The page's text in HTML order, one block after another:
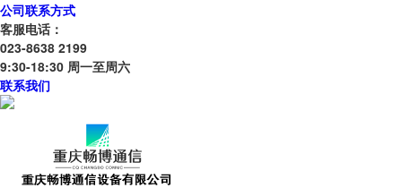
公司联系方式
客服电话：
023-8638 2199
9:30-18:30 周一至周六
联系我们